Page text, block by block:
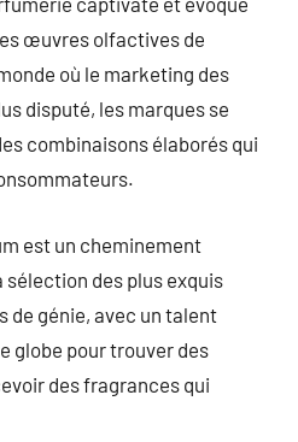
œuvres olfactives de
où le marketing des
disputé, les marques se
combinaisons élaborés qui
est un cheminement
des plus exquis
de génie, avec un talent
globe pour trouver des
des fragrances qui